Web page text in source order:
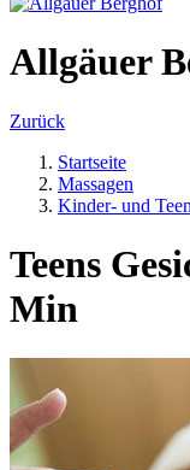
Allgäuer
Zurück
Startseite
Massagen
Kinder- und
Teens
Min